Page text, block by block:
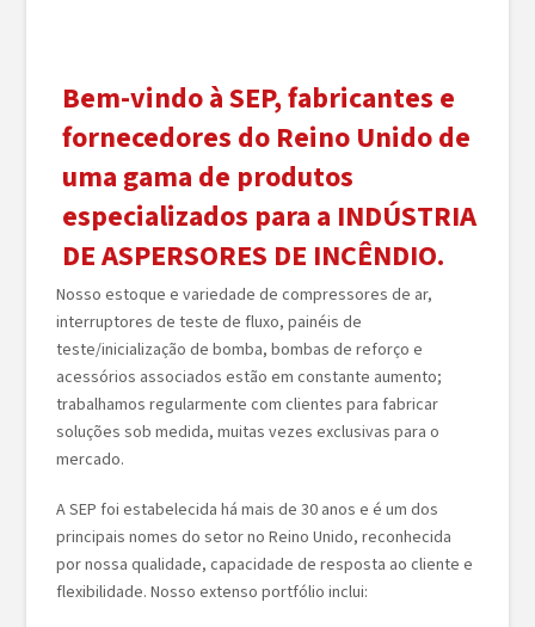
Bem-vindo à SEP, fabricantes e
fornecedores do Reino Unido de
uma gama de produtos
especializados para a INDÚSTRIA
DE ASPERSORES DE INCÊNDIO.
Nosso estoque e variedade de compressores de ar,
interruptores de teste de fluxo, painéis de
teste/inicialização de bomba, bombas de reforço e
acessórios associados estão em constante aumento;
trabalhamos regularmente com clientes para fabricar
soluções sob medida, muitas vezes exclusivas para o
mercado.
A SEP foi estabelecida há mais de 30 anos e é um dos
principais nomes do setor no Reino Unido, reconhecida
por nossa qualidade, capacidade de resposta ao cliente e
flexibilidade. Nosso extenso portfólio inclui: